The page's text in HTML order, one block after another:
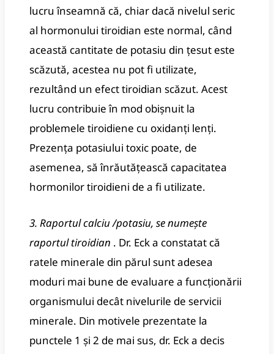
lucru înseamnă că, chiar dacă nivelul seric
al hormonului tiroidian este normal, când
această cantitate de potasiu din țesut este
scăzută, acestea nu pot fi utilizate,
rezultând un efect tiroidian scăzut. Acest
lucru contribuie în mod obișnuit la
problemele tiroidiene cu oxidanți lenți.
Prezența potasiului toxic poate, de
asemenea, să înrăutățească capacitatea
hormonilor tiroidieni de a fi utilizate.
3. Raportul calciu /potasiu, se numește
raportul tiroidian . Dr. Eck a constatat că
ratele minerale din părul sunt adesea
moduri mai bune de evaluare a funcționării
organismului decât nivelurile de servicii
minerale. Din motivele prezentate la
punctele 1 și 2 de mai sus, dr. Eck a decis